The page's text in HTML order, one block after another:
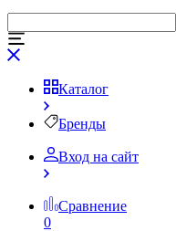
Каталог
Бренды
Вход на сайт
Сравнение
0